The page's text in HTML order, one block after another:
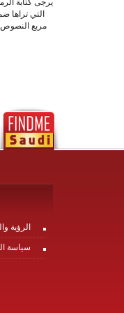
يرجى كتابة
التي تراها
مربع النصوص
الرؤية
سياسة